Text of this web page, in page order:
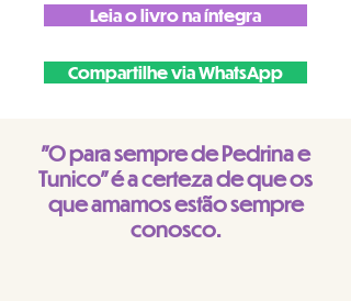
Leia o livro na íntegra
Compartilhe via WhatsApp
"O para sempre de Pedrina e
Tunico" é a certeza de que os
que amamos estão sempre
conosco.